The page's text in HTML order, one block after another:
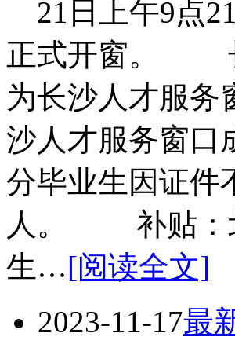
21日上午9点
正式开窗。 长
为长沙人才服
沙人才服务窗口
分毕业生因证件
人。 补贴：北
生…[阅读全文]
2023-11-17最